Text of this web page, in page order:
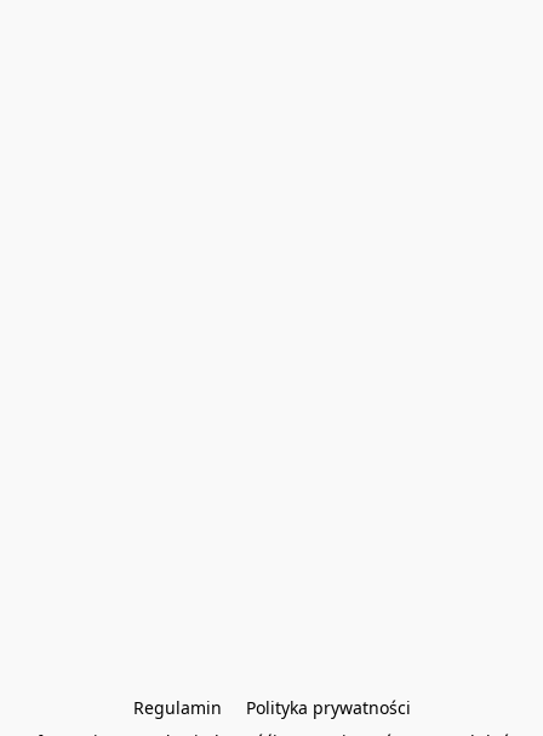
Regulamin
Polityka prywatności